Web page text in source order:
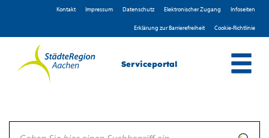
Zum Hauptinhalt springen
Zum Hauptinhalt
Kontakt Impressum D­atenschutz Elektronischer Zugang Infoseiten
Erklärung zur Barrierefreiheit Cookie-Richtlinie
Serviceportal